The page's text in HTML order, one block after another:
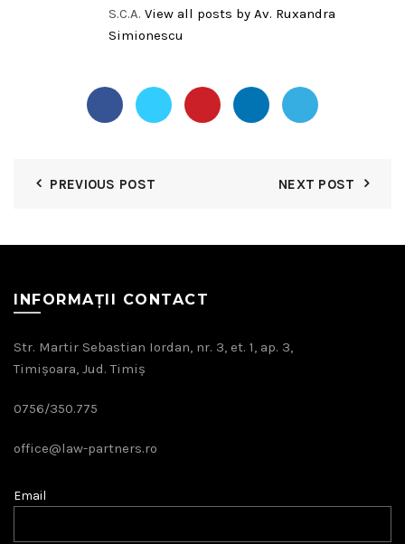
S.C.A. View all posts by Av. Ruxandra
Simionescu
PREVIOUS POST NEXT POST
INFORMAȚII CONTACT
Str. Martir Sebastian Iordan, nr. 3, et. 1, ap. 3,
Timișoara, Jud. Timiș
0756/350.775
office@law-partners.ro
Email